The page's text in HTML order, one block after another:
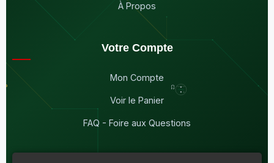
À Propos
Votre Compte
Mon Compte
Voir le Panier
FAQ - Foire aux Questions